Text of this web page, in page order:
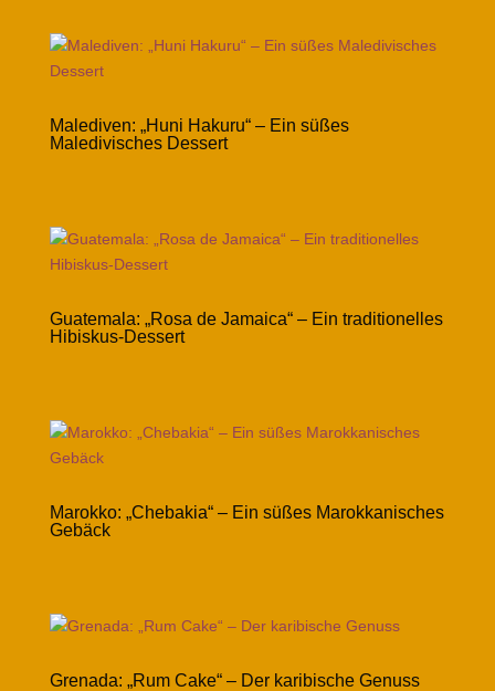
Malediven: „Huni Hakuru“ – Ein süßes
Maledivisches Dessert
Guatemala: „Rosa de Jamaica“ – Ein traditionelles
Hibiskus-Dessert
Marokko: „Chebakia“ – Ein süßes Marokkanisches
Gebäck
Grenada: „Rum Cake“ – Der karibische Genuss